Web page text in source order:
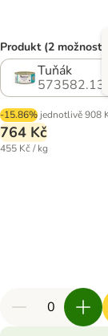
Produkt (2 možností)
Tuňák
573582.13
-15.86% jednotlivě908
764 Kč
455 Kč / kg